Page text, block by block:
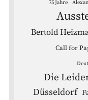
75 Jahre
Bertold
Call for
Die
Düsseldorf